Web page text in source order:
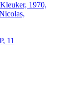
1970,
11